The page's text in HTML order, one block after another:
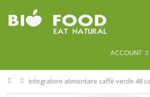
ACCOUNT
Home
Integratore alimentare caffè verde 48